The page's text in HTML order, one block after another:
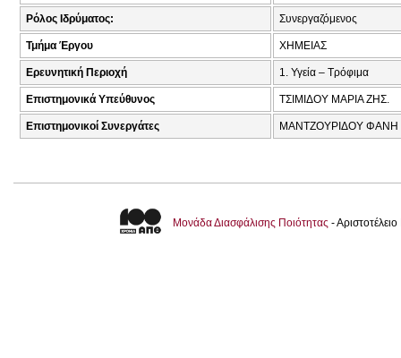
Ρόλος Ιδρύματος: Συνεργαζόμενος
Τμήμα Έργου ΧΗΜΕΙΑΣ
Ερευνητική Περιοχή 1. Υγεία – Τρόφιμα
Επιστημονικά Υπεύθυνος ΤΣΙΜΙΔΟΥ ΜΑΡΙΑ ΖΗΣ.
Επιστημονικοί Συνεργάτες ΜΑΝΤΖΟΥΡΙΔΟΥ ΦΑΝΗ
Μονάδα Διασφάλισης Ποιότητας -